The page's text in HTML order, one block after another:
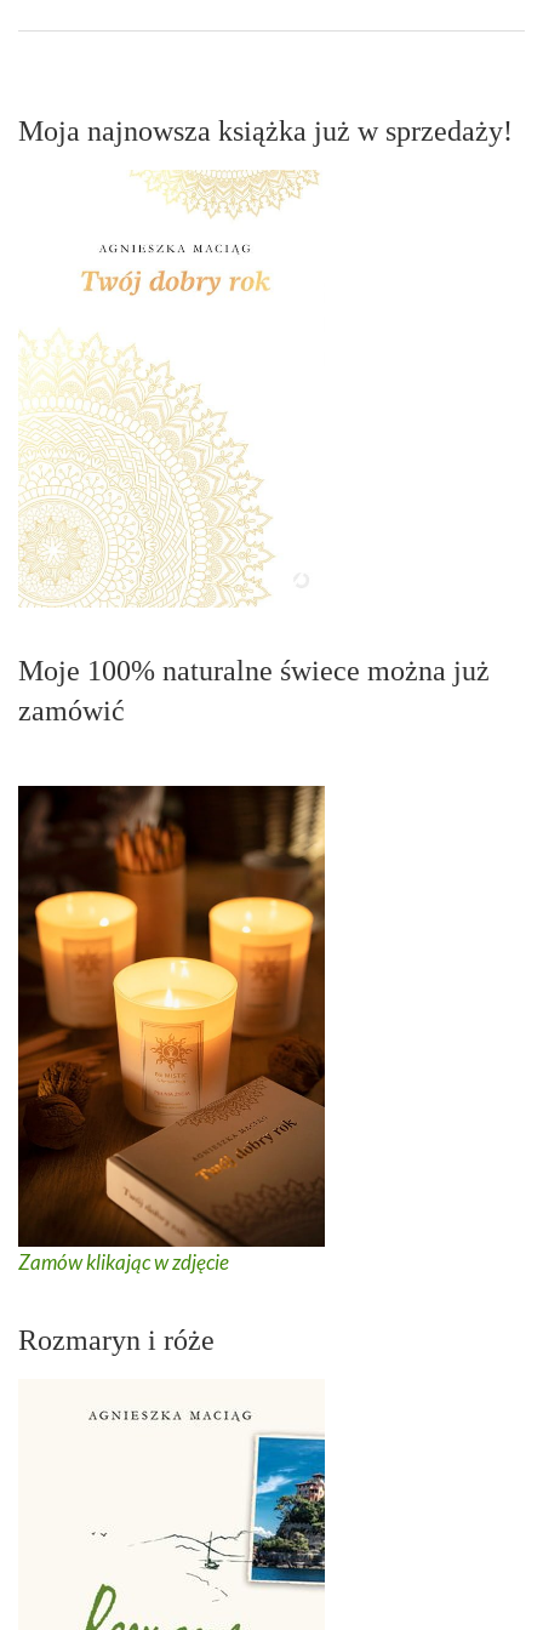
Moja najnowsza książka już w sprzedaży!
Moje 100% naturalne świece można już
zamówić
Zamów klikając w zdjęcie
Rozmaryn i róże